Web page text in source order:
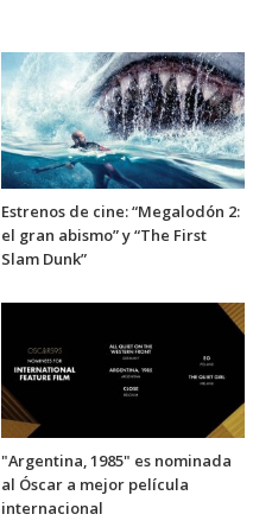
Estrenos de cine: “Megalodón 2:
el gran abismo” y “The First
Slam Dunk”
"Argentina, 1985" es nominada
al Óscar a mejor película
internacional